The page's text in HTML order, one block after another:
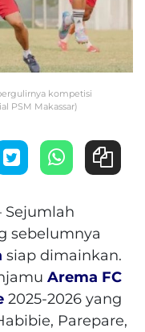
kompetisi
PSM Makassar)
Sejumlah
sebelumnya
siap dimainkan.
Arema FC
2025-2026 yang
Parepare,